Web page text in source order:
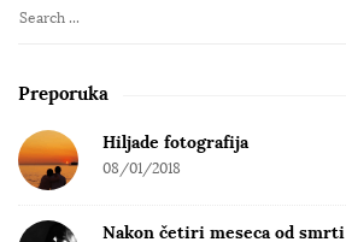
S
a
c
h
Preporuka
Hiljade fotografija
08/01/2018
Nakon četiri meseca od smrti